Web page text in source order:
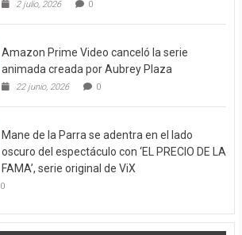
2 julio, 2026 0
Amazon Prime Video canceló la serie
animada creada por Aubrey Plaza
22 junio, 2026 0
Mane de la Parra se adentra en el lado
oscuro del espectáculo con ‘EL PRECIO DE LA
FAMA’, serie original de ViX
0